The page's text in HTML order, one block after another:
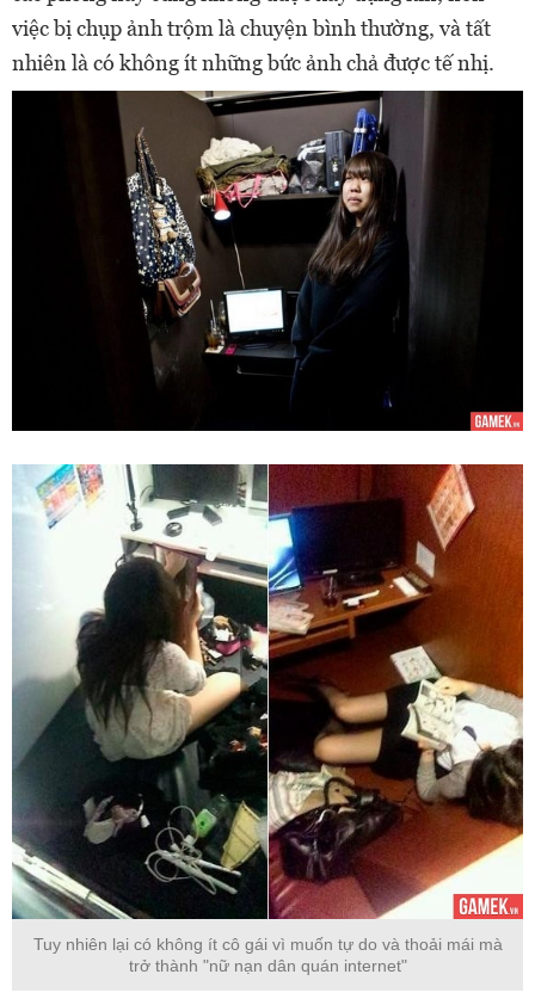
việc bị chụp ảnh trộm là chuyện bình thường, và tất
nhiên là có không ít những bức ảnh chả được tế nhị.
Tuy nhiên lại có không ít cô gái vì muốn tự do và thoải mái mà
trở thành "nữ nạn dân quán internet"